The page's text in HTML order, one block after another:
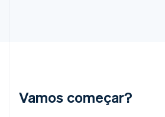
Vamos começar?
Irlanda